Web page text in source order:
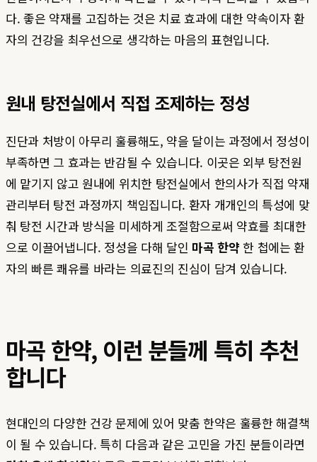
다. 좋은 약재를 고집하는 것은 치료 효과에 대한 약속이자 환
자의 건강을 최우선으로 생각하는 마음의 표현입니다.
원내 탕전실에서 직접 조제하는 정성
진단과 처방이 아무리 훌륭해도, 약을 달이는 과정에서 정성이
부족하면 그 효과는 반감될 수 있습니다. 이곳은 외부 탕전원
에 맡기지 않고 원내에 위치한 탕전실에서 한의사가 직접 약재
관리부터 탕전 과정까지 책임집니다. 환자 개개인의 특성에 맞
춰 탕전 시간과 방식을 미세하게 조절함으로써 약효를 최대한
으로 이끌어냅니다. 정성을 다해 달인 마곡 한약 한 첩에는 환
자의 빠른 쾌유를 바라는 의료진의 진심이 담겨 있습니다.
마곡 한약, 이런 분들께 특히 추천
합니다
현대인의 다양한 건강 문제에 있어 맞춤 한약은 훌륭한 해결책
이 될 수 있습니다. 특히 다음과 같은 고민을 가진 분들이라면